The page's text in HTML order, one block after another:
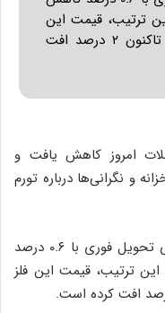
به این ترتیب، قیمت این
فلز ارزشمند از ابتدای هفته جاری تاکنون ۲ درصد افت
امروز کاهش یافت و
و نگرانی‌ها درباره تورم
بر همین اساس، بهای هر اونس طلا برای تحویل فوری با ۰.۶ درصد
رسید. به این ترتیب، قیمت این فلز